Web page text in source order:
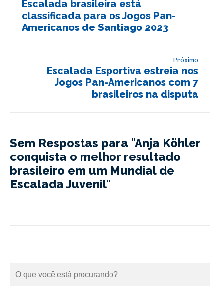
Escalada brasileira está
classificada para os Jogos Pan-
Americanos de Santiago 2023
Próximo
Escalada Esportiva estreia nos
Jogos Pan-Americanos com 7
brasileiros na disputa
Sem Respostas para "Anja Köhler
conquista o melhor resultado
brasileiro em um Mundial de
Escalada Juvenil"